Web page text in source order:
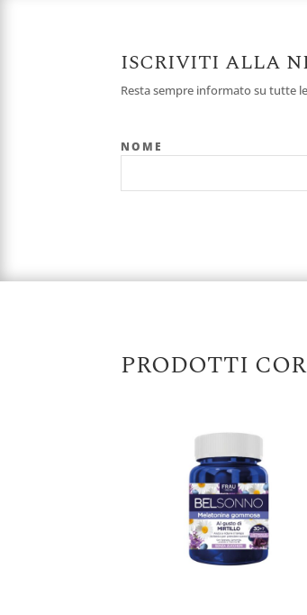
ISCRIVITI ALLA
Resta sempre informato su tutte
NOME
PRODOTTI